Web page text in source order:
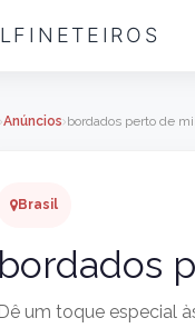
Anúncios bordados perto de
Brasil
bordados
Dê um toque especial